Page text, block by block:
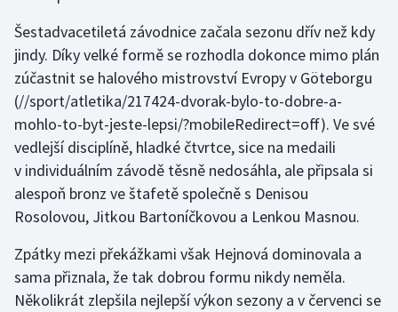
Lezení
Lyže a snowboard
Moderní pětiboj
Motorsport
Olympijské hry
Parasport
Plavání
Šestadvacetiletá závodnice začala sezonu dřív než kdy
jindy. Díky velké formě se rozhodla dokonce mimo plán
zúčastnit se halového mistrovství Evropy v Göteborgu
(//sport/atletika/217424-dvorak-bylo-to-dobre-a-
mohlo-to-byt-jeste-lepsi/?mobileRedirect=off). Ve své
vedlejší disciplíně, hladké čtvrtce, sice na medaili
v individuálním závodě těsně nedosáhla, ale připsala si
alespoň bronz ve štafetě společně s Denisou
Rosolovou, Jitkou Bartoníčkovou a Lenkou Masnou.
Zpátky mezi překážkami však Hejnová dominovala a
sama přiznala, že tak dobrou formu nikdy neměla.
Několikrát zlepšila nejlepší výkon sezony a v červenci se